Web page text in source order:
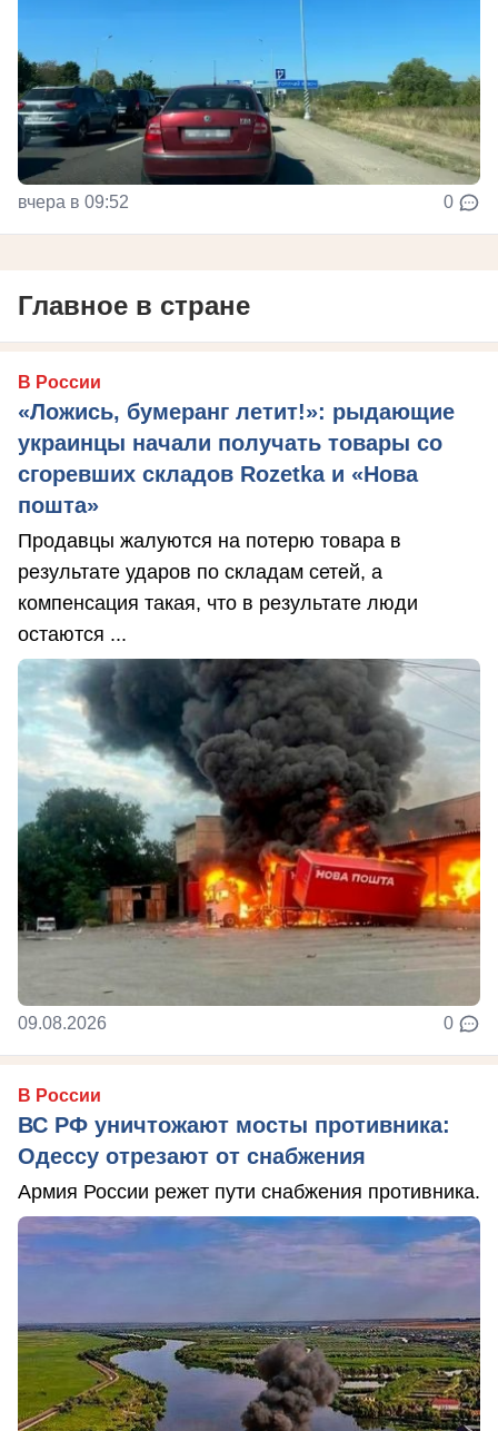
вчера в 09:52 0
Главное в стране
В России
«Ложись, бумеранг летит!»: рыдающие
украинцы начали получать товары со
сгоревших складов Rozetka и «Нова
пошта»
Продавцы жалуются на потерю товара в
результате ударов по складам сетей, а
компенсация такая, что в результате люди
остаются ...
09.08.2026 0
В России
ВС РФ уничтожают мосты противника:
Одессу отрезают от снабжения
Армия России режет пути снабжения противника.